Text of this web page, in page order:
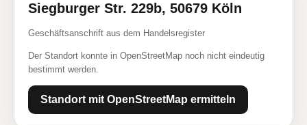
Siegburger Str. 229b, 50679 Köln
Geschäftsanschrift aus dem Handelsregister
Der Standort konnte in OpenStreetMap noch nicht eindeutig
bestimmt werden.
Standort mit OpenStreetMap ermitteln